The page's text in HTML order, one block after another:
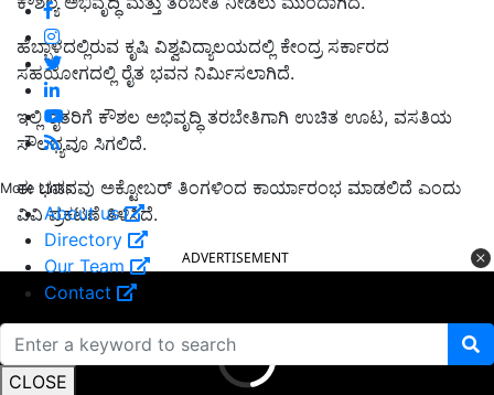
More Links
About us
Directory
Our Team
Contact
CLOSE
ಹೆಬ್ಬಾಳದಲ್ಲಿರುವ ಕೃಷಿ ವಿಶ್ವವಿದ್ಯಾಲಯದಲ್ಲಿ ಕೇಂದ್ರ ಸರ್ಕಾರದ
ಸಹಯೋಗದಲ್ಲಿ ರೈತ ಭವನ ನಿರ್ಮಿಸಲಾಗಿದೆ.
ಇಲ್ಲಿ ರೈತರಿಗೆ ಕೌಶಲ ಅಭಿವೃದ್ಧಿ ತರಬೇತಿಗಾಗಿ ಉಚಿತ ಊಟ, ವಸತಿಯ
ಸೌಲಭ್ಯವೂ ಸಿಗಲಿದೆ.
ಈ ಭವನವು ಅಕ್ಟೋಬರ್ ತಿಂಗಳಿಂದ ಕಾರ್ಯಾರಂಭ ಮಾಡಲಿದೆ ಎಂದು
ವಿವಿ ಪ್ರಕಟಣೆ ತಿಳಿಸಿದೆ.
ADVERTISEMENT